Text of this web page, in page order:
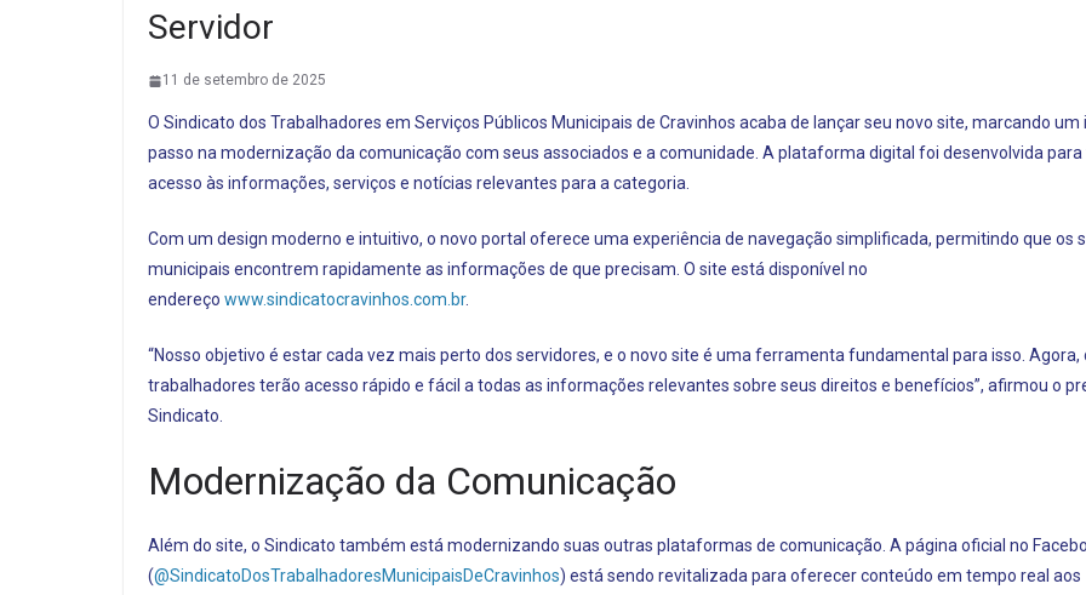
Servidor
11 de setembro de 2025
O Sindicato dos Trabalhadores em Serviços Públicos Municipais de Cravinhos acaba de lançar seu novo site, marcando
passo na modernização da comunicação com seus associados e a comunidade. A plataforma digital foi desenvolvida
acesso às informações, serviços e notícias relevantes para a categoria.
Com um design moderno e intuitivo, o novo portal oferece uma experiência de navegação simplificada, permitindo que os
municipais encontrem rapidamente as informações de que precisam. O site está disponível no
endereço www.sindicatocravinhos.com.br.
“Nosso objetivo é estar cada vez mais perto dos servidores, e o novo site é uma ferramenta fundamental para isso. Agora,
trabalhadores terão acesso rápido e fácil a todas as informações relevantes sobre seus direitos e benefícios”, afirmou o
Sindicato.
Modernização da Comunicação
Além do site, o Sindicato também está modernizando suas outras plataformas de comunicação. A página oficial no
(@SindicatoDosTrabalhadoresMunicipaisDeCravinhos) está sendo revitalizada para oferecer conteúdo em tempo real aos